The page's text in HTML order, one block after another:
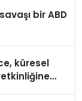
bir ABD
küresel